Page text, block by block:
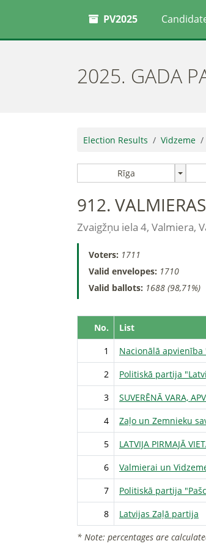
PV2025
2025. GADA
Election Results Vidzeme
Rīga
912.
Zvaigžņu iela 4, Valmiera,
Voters: 1711
Valid envelopes: 1710
Valid ballots: 1688 (98,71%)
No. List
1
Nacionālā
2
Politiskā partija
3
SUVERĒNĀ VARA,
4
Zaļo un Zemnieku
5
LATVIJA PIRMAJĀ
6
Valmierai un
7
Politiskā partija
8
Latvijas Zaļā partija
* Note: percentages are